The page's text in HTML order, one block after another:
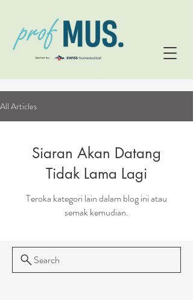
All Articles
Siaran Akan Datang
Tidak Lama Lagi
Teroka kategori lain dalam blog ini atau
semak kemudian.
Search